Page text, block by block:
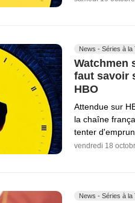
News - Séries à la
Watchmen
faut savoir
HBO
Attendue sur
la chaîne
tenter
vendredi 18
News - Séries à la